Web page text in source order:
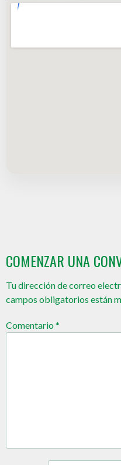
COMENZAR UNA
Tu dirección de correo
campos obligatorios están
Comentario*